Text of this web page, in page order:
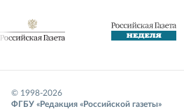
© 1998-2026
ФГБУ «Редакция «Российской газеты»